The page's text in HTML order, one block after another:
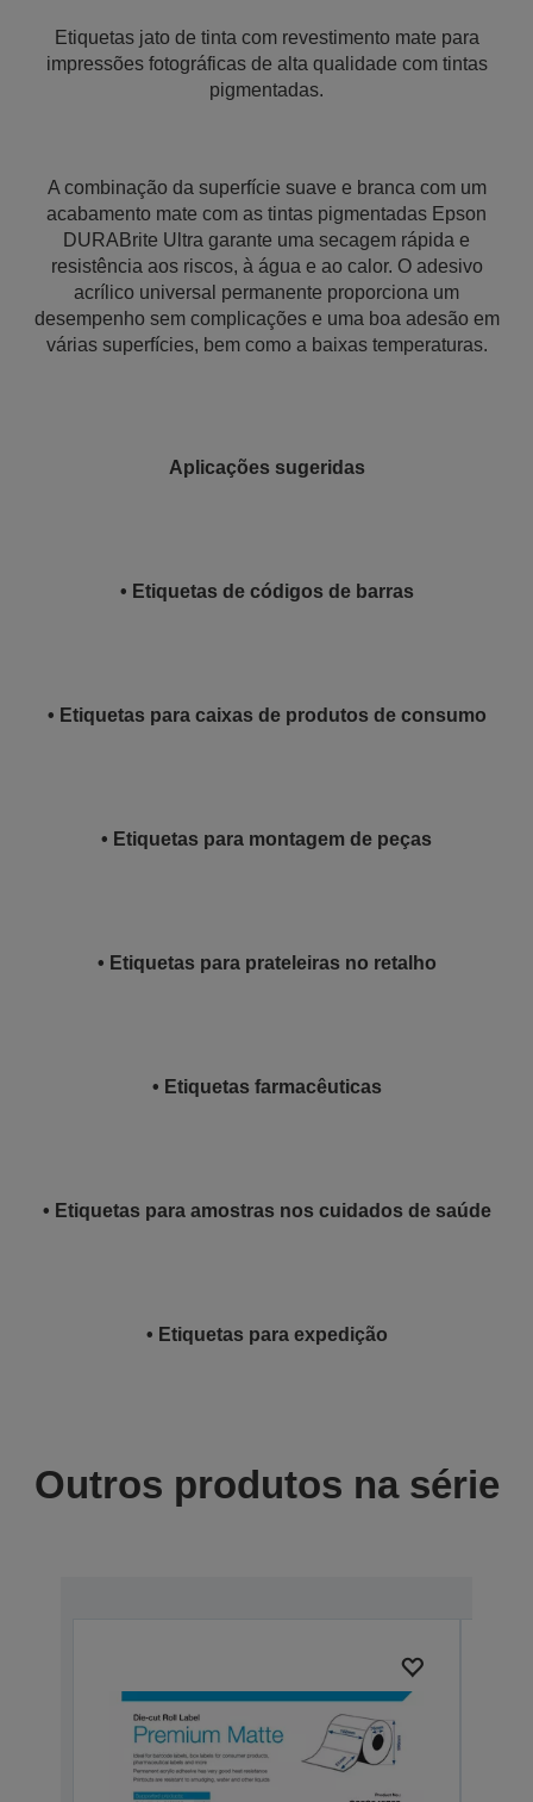
Etiquetas jato de tinta com revestimento mate para
impressões fotográficas de alta qualidade com tintas
pigmentadas.
A combinação da superfície suave e branca com um
acabamento mate com as tintas pigmentadas Epson
DURABrite Ultra garante uma secagem rápida e
resistência aos riscos, à água e ao calor. O adesivo
acrílico universal permanente proporciona um
desempenho sem complicações e uma boa adesão em
várias superfícies, bem como a baixas temperaturas.
Aplicações sugeridas
• Etiquetas de códigos de barras
• Etiquetas para caixas de produtos de consumo
• Etiquetas para montagem de peças
• Etiquetas para prateleiras no retalho
• Etiquetas farmacêuticas
• Etiquetas para amostras nos cuidados de saúde
• Etiquetas para expedição
Outros produtos na série